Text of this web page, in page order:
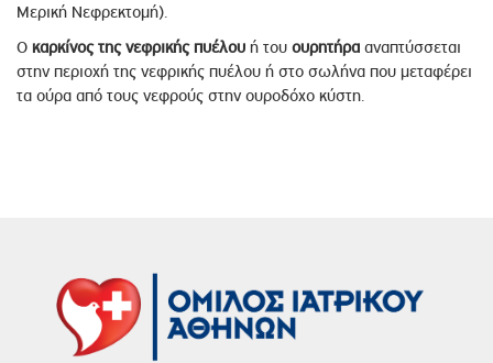
Μερική Νεφρεκτομή).
Ο καρκίνος της νεφρικής πυέλου ή του ουρητήρα αναπτύσσεται
στην περιοχή της νεφρικής πυέλου ή στο σωλήνα που μεταφέρει
τα ούρα από τους νεφρούς στην ουροδόχο κύστη.